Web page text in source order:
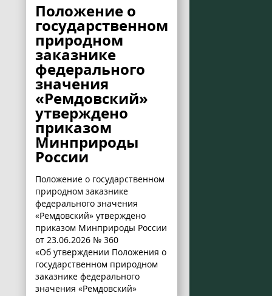
Положение о
государственном
природном
заказнике
федерального
значения
«Ремдовский»
утверждено
приказом
Минприроды
России
Положение о государственном
природном заказнике
федерального значения
«Ремдовский» утверждено
приказом Минприроды России
от 23.06.2026 № 360
«Об утверждении Положения о
государственном природном
заказнике федерального
значения «Ремдовский»